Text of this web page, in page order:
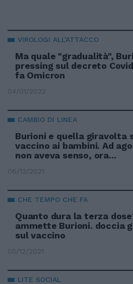
VIROLOGI ALL'ATTACCO
Ma quale "gradualità",
pressing sul decreto
fa Omicron
04/01/2022
CAMBIO DI LINEA
Burioni e quella giravolta
vaccino ai bambini. Ad
non aveva senso, ora...
06/12/2021
CHE TEMPO CHE FA
Quanto dura la terza
ammette Burioni. doccia
sul vaccino
05/12/2021
LITE SOCIAL